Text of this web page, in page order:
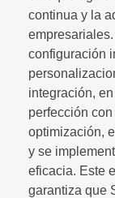
continua y la
configuración
integración,
perfección
optimización,
y se
eficacia. Este
garantiza que